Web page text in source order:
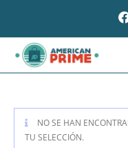
NO SE HAN
TU SELECCIÓN.